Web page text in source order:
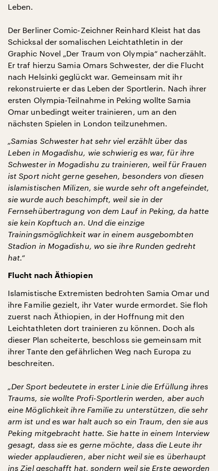
Leben.
Der Berliner Comic-Zeichner Reinhard Kleist hat das
Schicksal der somalischen Leichtathletin in der
Graphic Novel „Der Traum von Olympia“ nacherzählt.
Er traf hierzu Samia Omars Schwester, der die Flucht
nach Helsinki geglückt war. Gemeinsam mit ihr
rekonstruierte er das Leben der Sportlerin. Nach ihrer
ersten Olympia-Teilnahme in Peking wollte Samia
Omar unbedingt weiter trainieren, um an den
nächsten Spielen in London teilzunehmen.
„Samias Schwester hat sehr viel erzählt über das
Leben in Mogadishu, wie schwierig es war, für ihre
Schwester in Mogadishu zu trainieren, weil für Frauen
ist Sport nicht gerne gesehen, besonders von diesen
islamistischen Milizen, sie wurde sehr oft angefeindet,
sie wurde auch beschimpft, weil sie in der
Fernsehübertragung von dem Lauf in Peking, da hatte
sie kein Kopftuch an. Und die einzige
Trainingsmöglichkeit war in einem ausgebombten
Stadion in Mogadishu, wo sie ihre Runden gedreht
hat.“
Flucht nach Äthiopien
Islamistische Extremisten bedrohten Samia Omar und
ihre Familie gezielt, ihr Vater wurde ermordet. Sie floh
zuerst nach Äthiopien, in der Hoffnung mit den
Leichtathleten dort trainieren zu können. Doch als
dieser Plan scheiterte, beschloss sie gemeinsam mit
ihrer Tante den gefährlichen Weg nach Europa zu
beschreiten.
„Der Sport bedeutete in erster Linie die Erfüllung ihres
Traums, sie wollte Profi-Sportlerin werden, aber auch
eine Möglichkeit ihre Familie zu unterstützen, die sehr
arm ist und es war halt auch so ein Traum, den sie aus
Peking mitgebracht hatte. Sie hatte in einem Interview
gesagt, dass sie es gerne möchte, dass die Leute ihr
wieder applaudieren, aber nicht weil sie es überhaupt
ins Ziel geschafft hat, sondern weil sie Erste geworden